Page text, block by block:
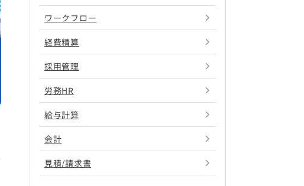
ワークフロー
経費精算
採用管理
労務HR
給与計算
会計
見積/請求書